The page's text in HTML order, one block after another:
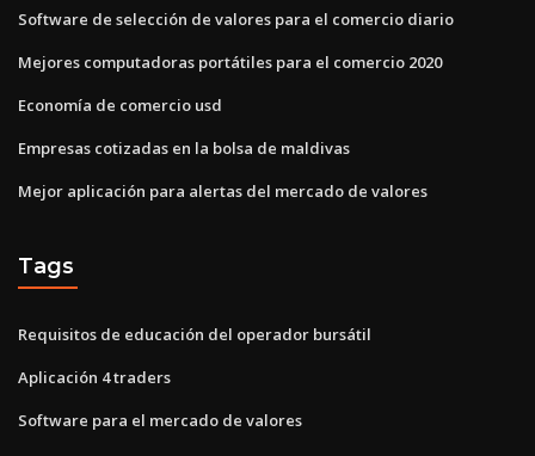
Software de selección de valores para el comercio diario
Mejores computadoras portátiles para el comercio 2020
Economía de comercio usd
Empresas cotizadas en la bolsa de maldivas
Mejor aplicación para alertas del mercado de valores
Tags
Requisitos de educación del operador bursátil
Aplicación 4 traders
Software para el mercado de valores